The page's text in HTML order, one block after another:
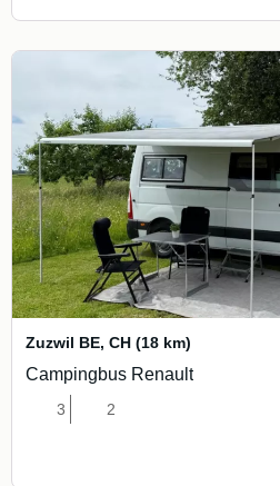
Zuzwil BE, CH (18 km)
Campingbus Renault
3 2